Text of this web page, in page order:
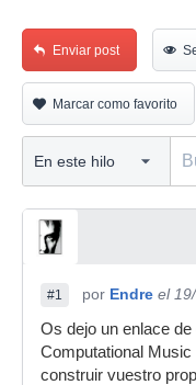
Enviar post
Marcar como favorito
#1 por Endre el
Os dejo un enlace
Computational
construir vuestro